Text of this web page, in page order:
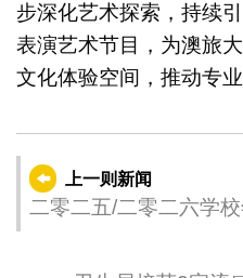
步深化艺术探索，持续
表演艺术节目，为澳旅
文化体验空间，推动专
上一则新闻
二零二五/二零二六学
生学费津贴及学习用